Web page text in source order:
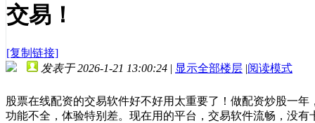
交易！
[复制链接]
发表于 2026-1-21 13:00:24 | 显示全部楼层 |阅读模式
股票在线配资的交易软件好不好用太重要了！做配资炒股一
功能不全，体验特别差。现在用的平台，交易软件流畅，没